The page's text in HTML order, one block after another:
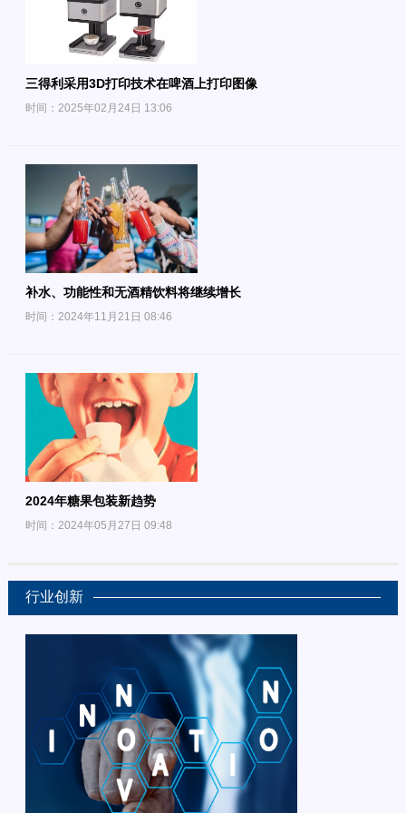
三得利采用3D打印技术在啤酒上打印图像
时间：2025年02月24日 13:06
补水、功能性和无酒精饮料将继续增长
时间：2024年11月21日 08:46
2024年糖果包装新趋势
时间：2024年05月27日 09:48
行业创新